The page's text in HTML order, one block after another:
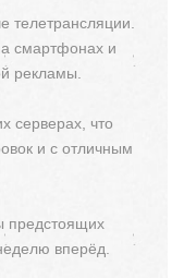
смартфонах и
рекламы.
серверах, что
и с отличным
предстоящих
вперёд.